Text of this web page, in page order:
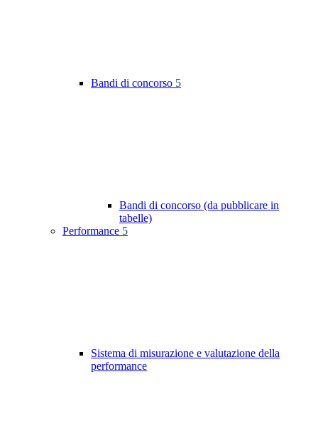
Bandi di concorso 5
Bandi di concorso (da pubblicare in
tabelle)
Performance 5
Sistema di misurazione e valutazione della
performance